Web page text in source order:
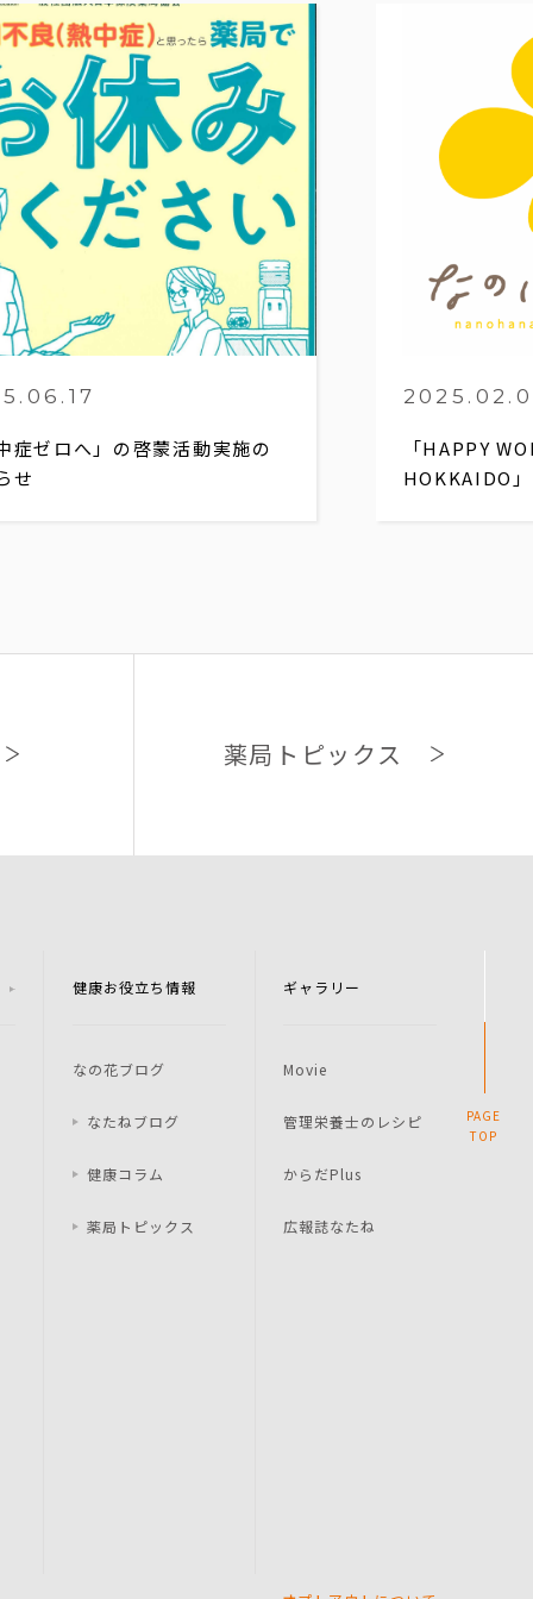
症ゼロへ」の啓蒙活動実施の
せ
「HAPPY
HOKKAIDO
薬局トピックス
健康お役立ち情報
なの花ブログ
なたねブログ
健康コラム
薬局トピックス
ギャラリー
Movie
管理栄養士のレシピ
からだPlus
広報誌なたね
PAGE
TOP